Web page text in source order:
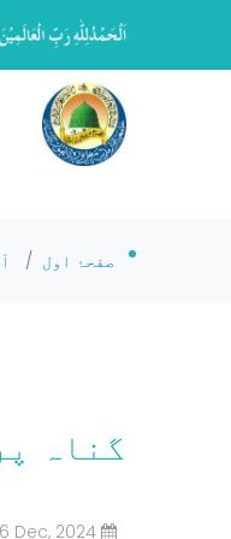
صفحۂ اول /
گناہ
Dec, 2024